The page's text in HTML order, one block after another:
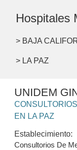
Hospitales
> BAJA
> LA PAZ
UNIDEM
EN LA PAZ
Establecimiento:
Consultorios De